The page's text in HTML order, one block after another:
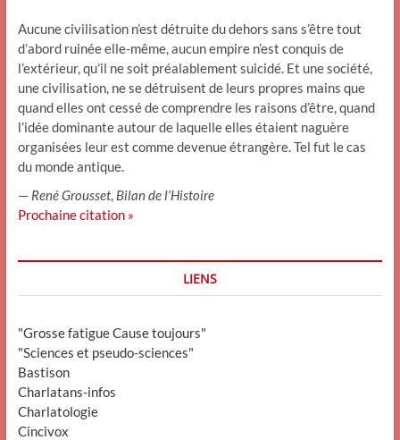
Aucune civilisation n’est détruite du dehors sans s’être tout
d’abord ruinée elle-même, aucun empire n’est conquis de
l’extérieur, qu’il ne soit préalablement suicidé. Et une société,
une civilisation, ne se détruisent de leurs propres mains que
quand elles ont cessé de comprendre les raisons d’être, quand
l’idée dominante autour de laquelle elles étaient naguère
organisées leur est comme devenue étrangère. Tel fut le cas
du monde antique.
— René Grousset, Bilan de l’Histoire
Prochaine citation »
LIENS
"Grosse fatigue Cause toujours"
"Sciences et pseudo-sciences"
Bastison
Charlatans-infos
Charlatologie
Cincivox